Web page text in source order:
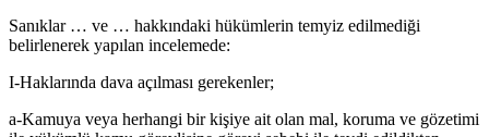
Sanıklar … ve … hakkındaki hükümlerin temyiz edilmediği
belirlenerek yapılan incelemede:
I-Haklarında dava açılması gerekenler;
a-Kamuya veya herhangi bir kişiye ait olan mal, koruma ve gözetimi